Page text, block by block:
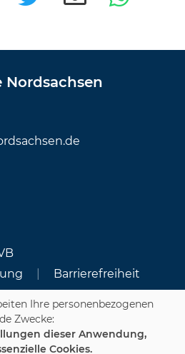
Barrierefreiheit
Ihre personenbezogenen
Zwecke:
dieser Anwendung,
Cookies.